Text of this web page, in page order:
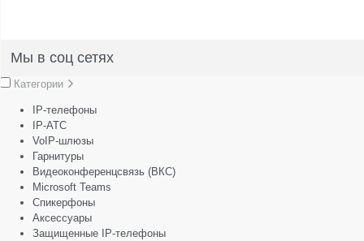
Мы в соц сетях
Категории
IP-телефоны
IP-АТС
VoIP-шлюзы
Гарнитуры
Видеоконференцсвязь (ВКС)
Microsoft Teams
Спикерфоны
Аксессуары
Защищенные IP-телефоны